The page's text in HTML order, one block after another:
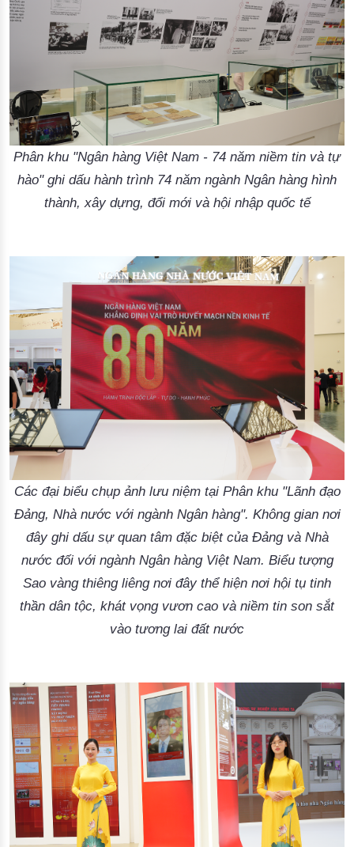
Phân khu "Ngân hàng Việt Nam - 74 năm niềm tin và tự
hào" ghi dấu hành trình 74 năm ngành Ngân hàng hình
thành, xây dựng, đổi mới và hội nhập quốc tế
Các đại biểu chụp ảnh lưu niệm tại Phân khu "Lãnh đạo
Đảng, Nhà nước với ngành Ngân hàng". Không gian nơi
đây ghi dấu sự quan tâm đặc biệt của Đảng và Nhà
nước đối với ngành Ngân hàng Việt Nam. Biểu tượng
Sao vàng thiêng liêng nơi đây thể hiện nơi hội tụ tinh
thần dân tộc, khát vọng vươn cao và niềm tin son sắt
vào tương lai đất nước